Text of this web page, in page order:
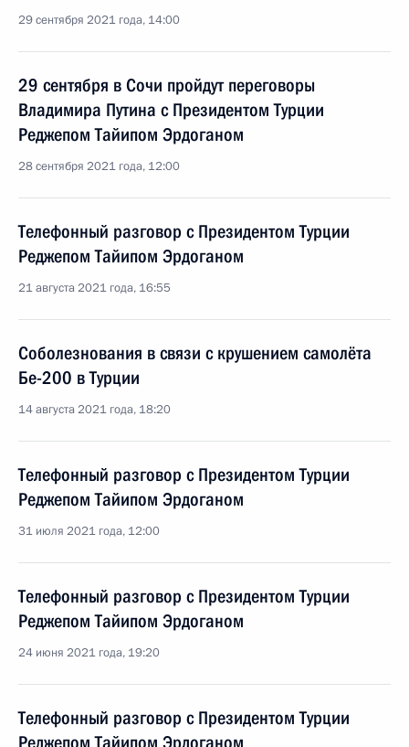
29 сентября 2021 года, 14:00
29 сентября в Сочи пройдут переговоры
Владимира Путина с Президентом Турции
Реджепом Тайипом Эрдоганом
28 сентября 2021 года, 12:00
Телефонный разговор с Президентом Турции
Реджепом Тайипом Эрдоганом
21 августа 2021 года, 16:55
Соболезнования в связи с крушением самолёта
Бе-200 в Турции
14 августа 2021 года, 18:20
Телефонный разговор с Президентом Турции
Реджепом Тайипом Эрдоганом
31 июля 2021 года, 12:00
Телефонный разговор с Президентом Турции
Реджепом Тайипом Эрдоганом
24 июня 2021 года, 19:20
Телефонный разговор с Президентом Турции
Реджепом Тайипом Эрдоганом